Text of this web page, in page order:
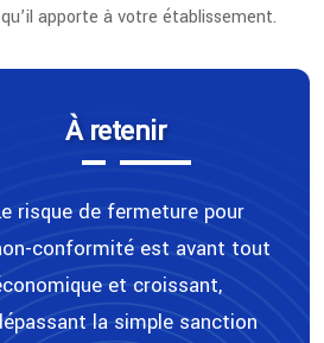
apporte à votre établissement.
À retenir
risque de fermeture pour
conformité est avant tout
et croissant,
la simple sanction